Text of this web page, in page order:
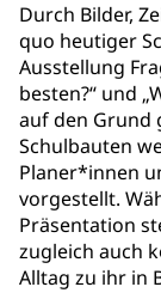
Durch Bilder,
quo heutiger
Ausstellung
besten?“ und
auf den Grund
Schulbauten
Planer*innen
vorgestellt.
Präsentation
zugleich auch
Alltag zu ihr in